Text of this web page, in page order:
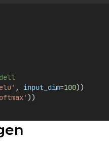
, input_dim=100))
))